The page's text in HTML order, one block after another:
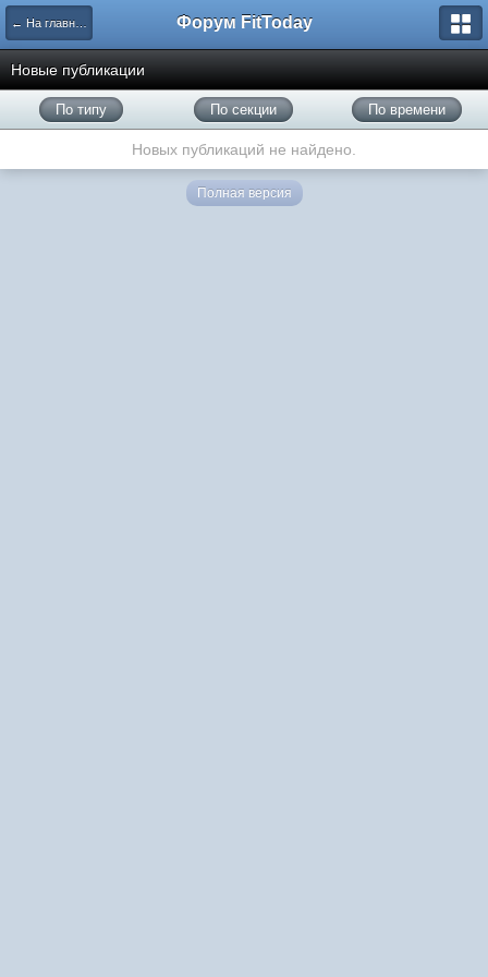
← На главную Форум FitToday
Новые публикации
По типу По секции По времени
Новых публикаций не найдено.
Полная версия